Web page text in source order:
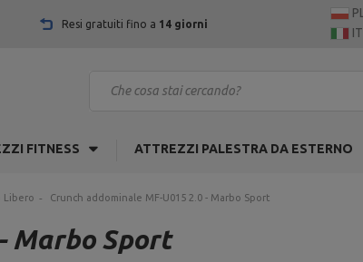
Resi gratuiti fino a 14 giorni
PL
IT
FITNESS ATTREZZI PALESTRA DA ESTERNO
Libero Crunch addominale MF-U015 2.0 - Marbo Sport
Marbo Sport